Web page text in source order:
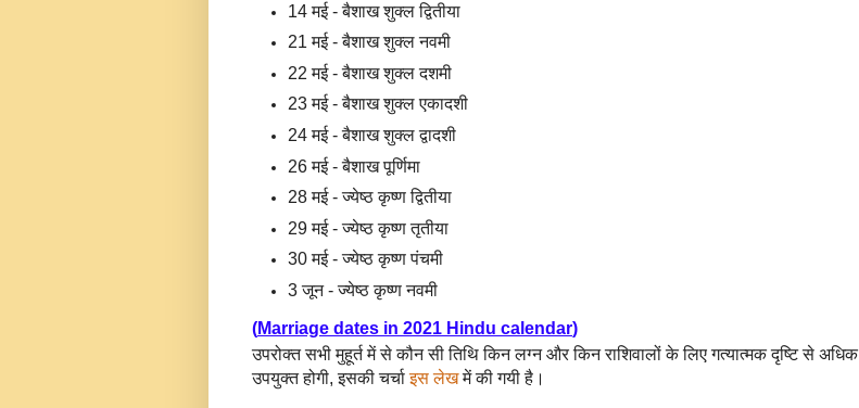
14 मई - बैशाख शुक्ल द्वितीया
21 मई - बैशाख शुक्ल नवमी
22 मई - बैशाख शुक्ल दशमी
23 मई - बैशाख शुक्ल एकादशी
24 मई - बैशाख शुक्ल द्वादशी
26 मई - बैशाख पूर्णिमा
28 मई - ज्येष्ठ कृष्ण द्वितीया
29 मई - ज्येष्ठ कृष्ण तृतीया
30मई - ज्येष्ठ कृष्ण पंचमी
3 जून -ज्येष्ठ कृष्ण नवमी
(Marriage dates in 2021 Hindu calendar)
उपरोक्त सभी मुहूर्त में से कौन सी तिथि किन लग्न और किन राशिवालों के लिए गत्यात्मक दृष्टि से अधिक
उपयुक्त होगी, इसकी चर्चाइस लेखमें की गयी है।